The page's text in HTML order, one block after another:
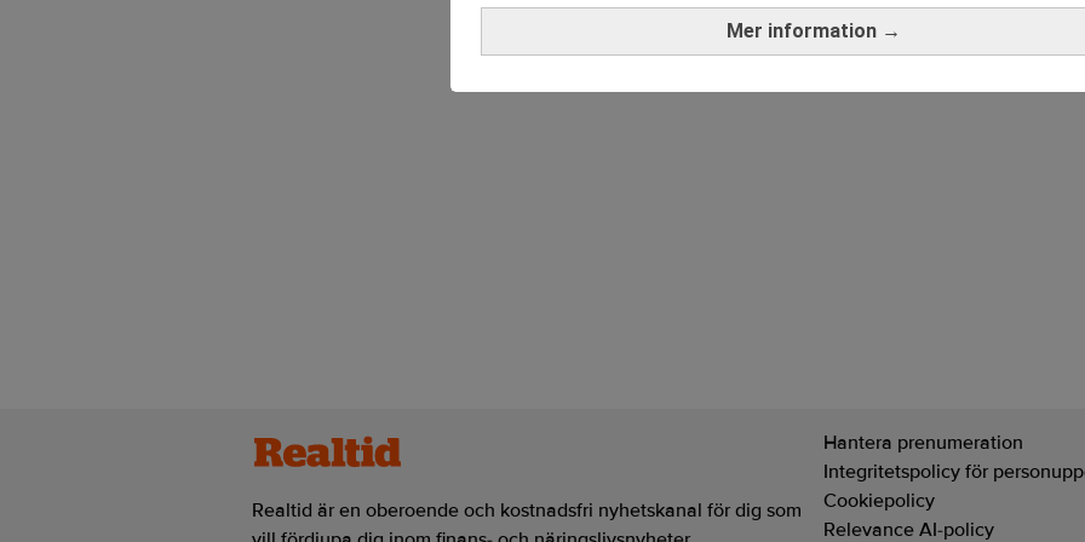
Mer information →
Realtid är en oberoende och kostnadsfri nyhetskanal för dig som
Hantera prenumeration
Integritetspolicy för
Cookiepolicy
Relevance AI-policy